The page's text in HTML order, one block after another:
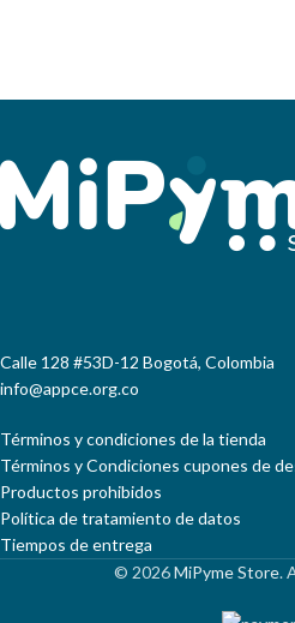
Calle 128 #53D-12 Bogotá, Colombia
info@appce.org.co
Términos y condiciones de la tienda
Términos y Condiciones cupones de
Productos prohibidos
Política de tratamiento de datos
Tiempos de entrega
© 2026MiPyme Store.